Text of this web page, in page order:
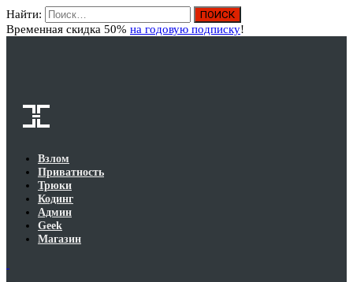
Найти:
Временная скидка 50% на годовую подписку!
Взлом
Приватность
Трюки
Кодинг
Админ
Geek
Магазин